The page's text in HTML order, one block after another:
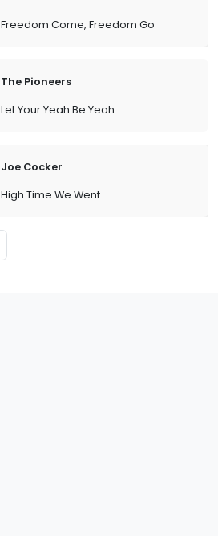
Freedom Come, Freedom Go
The Pioneers
Let Your Yeah Be Yeah
Joe Cocker
High Time We Went